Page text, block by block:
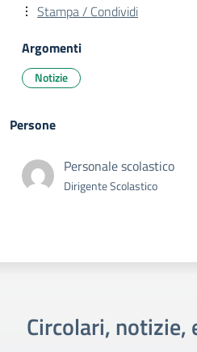
Stampa / Condividi
Argomenti
Notizie
Persone
Personale scolastico
Dirigente Scolastico
Circolari,